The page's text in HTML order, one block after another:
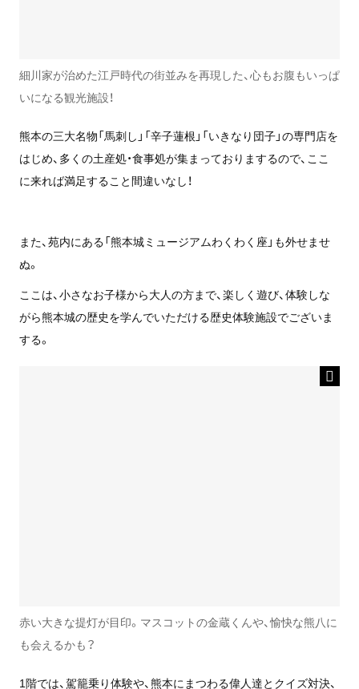
細川家が治めた江戸時代の街並みを再現した、心もお腹もいっぱ
いになる観光施設！
熊本の三大名物「馬刺し」「辛子蓮根」「いきなり団子」の専門店を
はじめ、多くの土産処・食事処が集まっておりまするので、ここ
に来れば満足すること間違いなし！
また、苑内にある「熊本城ミュージアムわくわく座」も外せませ
ぬ。
ここは、小さなお子様から大人の方まで、楽しく遊び、体験しな
がら熊本城の歴史を学んでいただける歴史体験施設でございま
する。
赤い大きな提灯が目印。マスコットの金蔵くんや、愉快な熊八に
も会えるかも？
1階では、駕籠乗り体験や、熊本にまつわる偉人達とクイズ対決、